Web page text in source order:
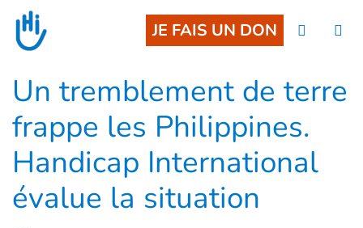
Goto main content
JE FAIS UN DON
Un tremblement de terre
frappe les Philippines.
Handicap International
évalue la situation